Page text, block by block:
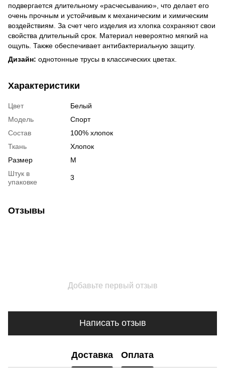
подвергается длительному «расчесыванию», что делает его
очень прочным и устойчивым к механическим и химическим
воздействиям. За счет чего изделия из хлопка сохраняют свои
свойства длительный срок. Материал невероятно мягкий на
ощупь. Также обеспечивает антибактериальную защиту.
Дизайн: однотонные трусы в классических цветах.
Характеристики
Цвет
Белый
Модель
Спорт
Состав
100% хлопок
Ткань
Хлопок
Размер
M
Штук в
упаковке
3
Отзывы
Добавьте первый отзыв
Написать отзыв
Доставка Оплата